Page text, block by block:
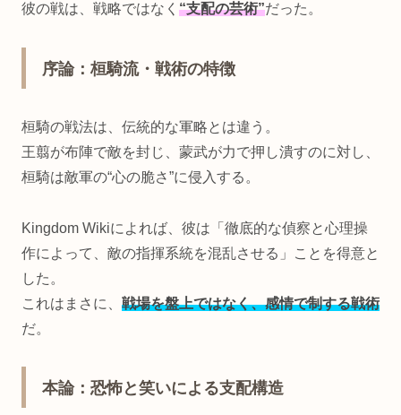
彼の戦は、戦略ではなく “支配の芸術”だった。
序論：桓騎流・戦術の特徴
桓騎の戦法は、伝統的な軍略とは違う。
王翦が布陣で敵を封じ、蒙武が力で押し潰すのに対し、
桓騎は敵軍の“心の脆さ”に侵入する。
Kingdom Wikiによれば、彼は「徹底的な偵察と心理操
作によって、敵の指揮系統を混乱させる」ことを得意と
した。
これはまさに、 戦場を盤上ではなく、感情で制する戦術
だ。
本論：恐怖と笑いによる支配構造